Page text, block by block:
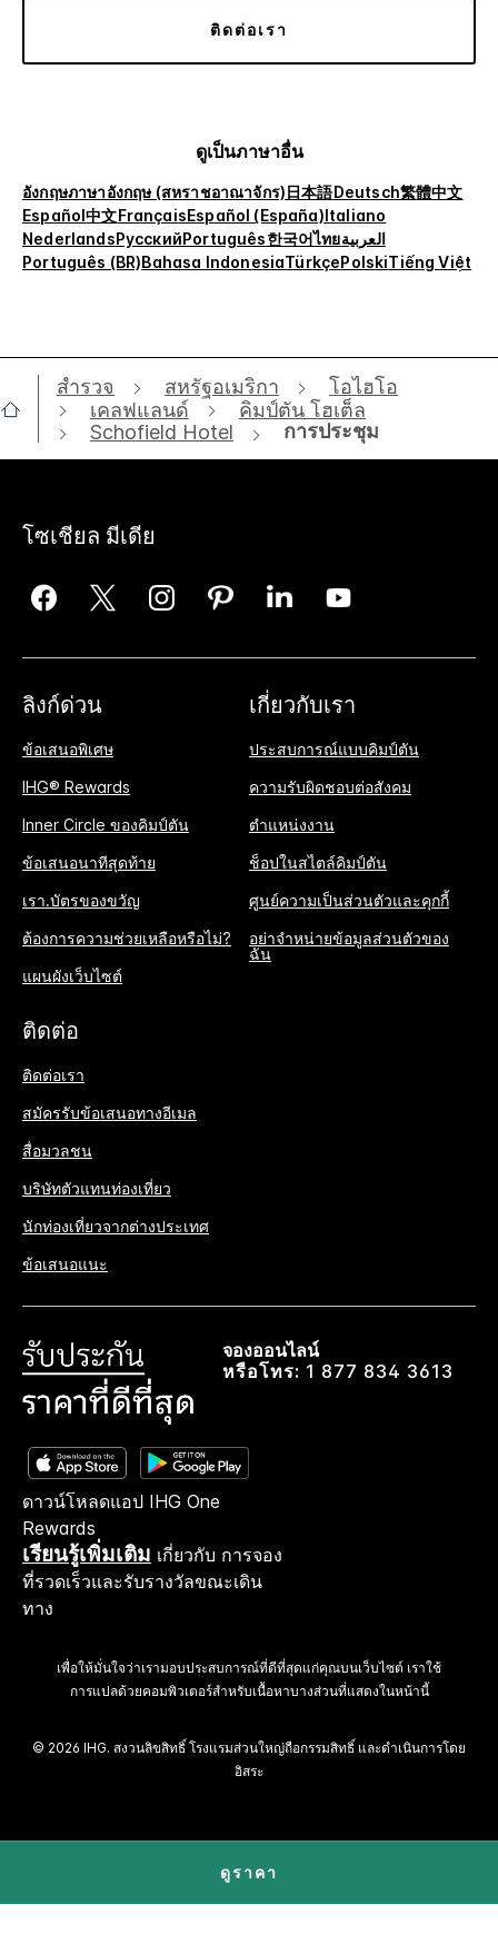
ดูราคา
ติดต่อเรา
ดูเป็นภาษาอื่น
อังกฤษภาษาอังกฤษ (สหราชอาณาจักร)日本語Deutsch繁體中文
Español中文FrançaisEspañol (España)Italiano
NederlandsРусскийPortuguês한국어ไทยالعربية
Português (BR)Bahasa IndonesiaTürkçePolskiTiếng Việt
สำรวจ สหรัฐอเมริกา
โอไฮโอ
เคลฟแลนด์
คิมป์ตัน โฮเต็ล
Schofield Hotel
การประชุม
โซเชียล มีเดีย
ลิงก์ด่วน
ข้อเสนอพิเศษ
IHG® Rewards
Inner Circle ของคิมป์ตัน
ข้อเสนอนาทีสุดท้าย
เรา.บัตรของขวัญ
ต้องการความช่วยเหลือหรือไม่?
แผนผังเว็บไซต์
เกี่ยวกับเรา
ประสบการณ์แบบคิมป์ตัน
ความรับผิดชอบต่อสังคม
ตำแหน่งงาน
ช็อปในสไตล์คิมป์ตัน
ศูนย์ความเป็นส่วนตัวและคุกกี้
อย่าจำหน่ายข้อมูลส่วนตัวของ
ฉัน
ติดต่อ
ติดต่อเรา
สมัครรับข้อเสนอทางอีเมล
สื่อมวลชน
บริษัทตัวแทนท่องเที่ยว
นักท่องเที่ยวจากต่างประเทศ
ข้อเสนอแนะ
จองออนไลน์
หรือโทร: 1 877 834 3613
ดาวน์โหลดแอป IHG One
Rewards
เรียนรู้เพิ่มเติม เกี่ยวกับ การจอง
ที่รวดเร็วและรับรางวัลขณะเดิน
ทาง
เพื่อให้มั่นใจว่าเรามอบประสบการณ์ที่ดีที่สุดแก่คุณบนเว็บไซต์ เราใช้
การแปลด้วยคอมพิวเตอร์สำหรับเนื้อหาบางส่วนที่แสดงในหน้านี้
© 2026 IHG. สงวนลิขสิทธิ์ โรงแรมส่วนใหญ่ถือกรรมสิทธิ์ และดำเนินการโดย
อิสระ